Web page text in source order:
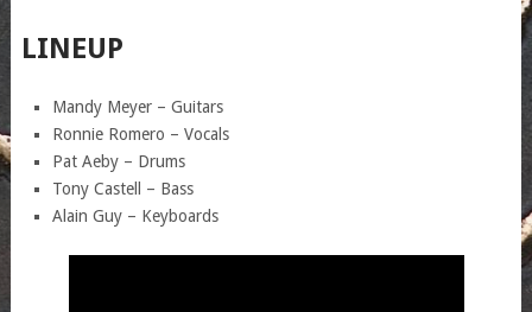
LINEUP
Mandy Meyer – Guitars
Ronnie Romero – Vocals
Pat Aeby – Drums
Tony Castell – Bass
Alain Guy – Keyboards